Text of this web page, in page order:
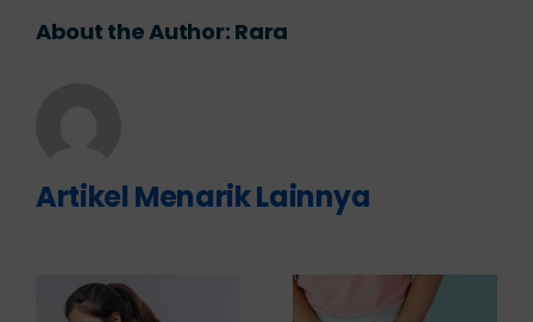
About the Author: Rara
Artikel Menarik Lainnya